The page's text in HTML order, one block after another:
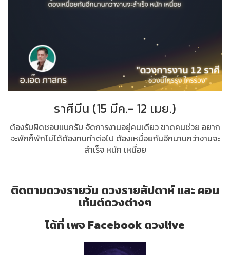
ราศีมีน (15 มีค.- 12 เมย.)
ต้องรับผิดชอบแบกรับ จัดการงานอยู่คนเดียว ขาดคนช่วย อยาก
จะพักก็พักไม่ได้ต้องทนทำต่อไป ต้องเหนื่อยกันอีกนานกว่างานจะ
สำเร็จ หนัก เหนื่อย
ติดตามดวงรายวัน ดวงรายสัปดาห์ และ คอน
เท้นต์ดวงต่างๆ
ได้ที่ เพจ Facebook ดวงlive